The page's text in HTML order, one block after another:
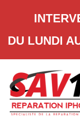
DU LUNDI
content